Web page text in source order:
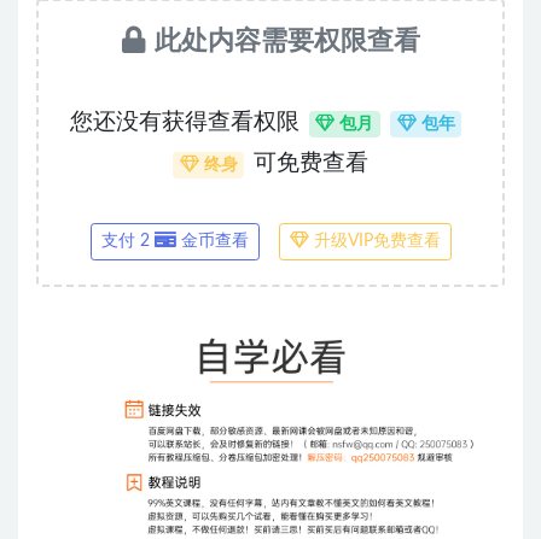
此处内容需要权限查看
您还没有获得查看权限 包月 包年
终身 可免费查看
支付 2 金币查看 升级VIP免费查看